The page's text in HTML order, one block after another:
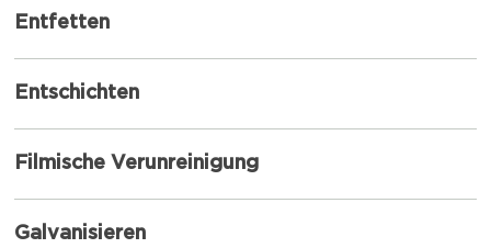
Entfetten
Entschichten
Filmische Verunreinigung
Galvanisieren